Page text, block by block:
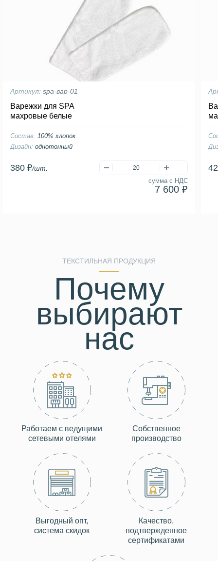
Артикул: spa-вар-01
Варежки для SPA
махровые белые
380 ₽/шт.
сумма с НДС
7 600 ₽
Состав: 100% хлопок
Дизайн: однотонный
ТЕКСТИЛЬНАЯ ПРОДУКЦИЯ
Почему
выбирают
нас
Работаем с ведущими
сетевыми отелями
Собственное
производство
Выгодный опт,
система скидок
Качество,
подтвержденное
сертификатами